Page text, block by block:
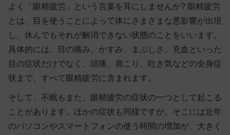
よく「眼精疲労」という言葉を耳にしませんか? 眼精疲労
とは、目を使うことによって体にさまざまな悪影響が出現
し、休んでもそれが解消できない状態のことをいいます。
具体的には、目の痛み、かすみ、まぶしさ、充血といった
目の症状だけでなく、頭痛、肩こり、吐き気などの全身症
状まで、すべて眼精疲労に含まれます。
そして、 不眠もまた、眼精疲労の症状の一つとして起こる
ことがあります。ほかの症状も同様ですが、そこには近年
のパソコンやスマートフォンの使う時間の増加が、大きく